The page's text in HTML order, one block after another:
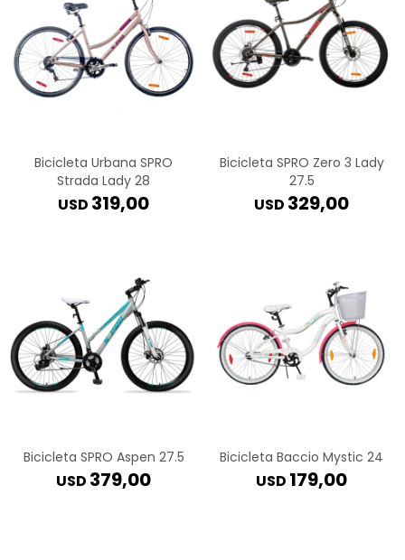
Bicicleta Urbana SPRO
Strada Lady 28
USD 319,00
Bicicleta SPRO Zero 3 Lady
27.5
USD 329,00
Bicicleta SPRO Aspen 27.5
USD 379,00
Bicicleta Baccio Mystic 24
USD 179,00